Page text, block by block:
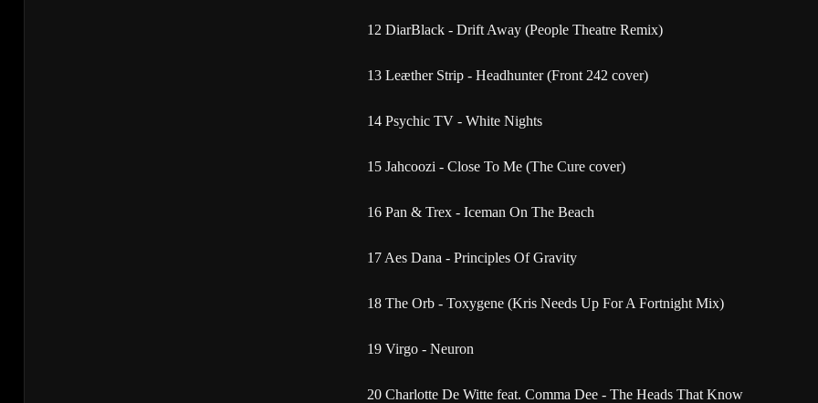
12 DiarBlack - Drift Away (People Theatre Remix)
13 Leæther Strip - Headhunter (Front 242 cover)
14 Psychic TV - White Nights
15 Jahcoozi - Close To Me (The Cure cover)
16 Pan & Trex - Iceman On The Beach
17 Aes Dana - Principles Of Gravity
18 The Orb - Toxygene (Kris Needs Up For A Fortnight Mix)
19 Virgo - Neuron
20 Charlotte De Witte feat. Comma Dee - The Heads That Know